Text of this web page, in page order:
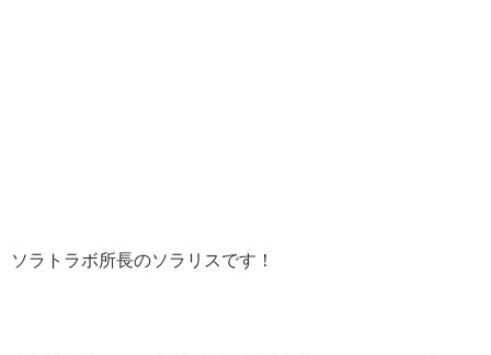
ソラトラボ所長のソラリスです！